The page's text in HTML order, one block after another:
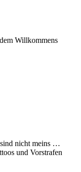
Willkommens
nicht meins …
und Vorstrafen